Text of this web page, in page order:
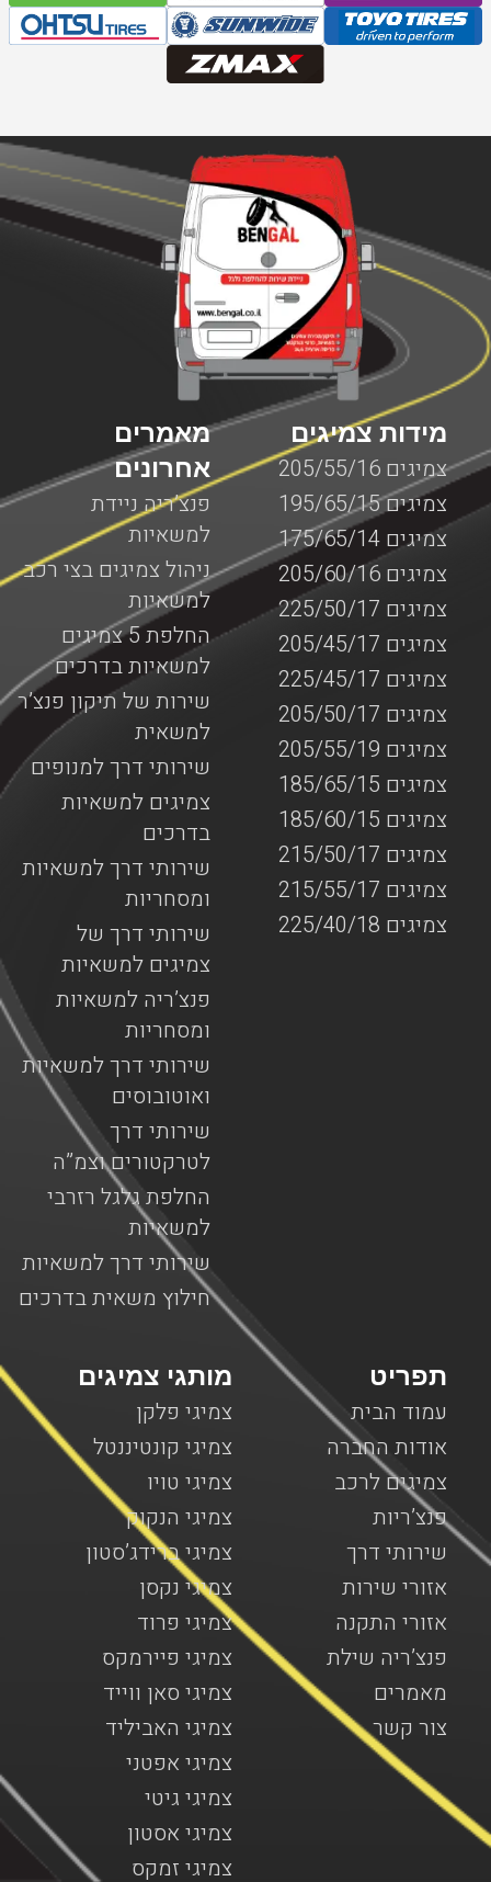
מאמרים
אחרונים
פנצ’ריה ניידת
למשאיות
ניהול צמיגים בצי רכב
למשאיות
החלפת 5 צמיגים
למשאיות בדרכים
שירות של תיקון פנצ’ר
למשאית
שירותי דרך למנופים
צמיגים למשאיות
בדרכים
שירותי דרך למשאיות
ומסחריות
שירותי דרך של
צמיגים למשאיות
פנצ’ריה למשאיות
ומסחריות
שירותי דרך למשאיות
ואוטובוסים
שירותי דרך
לטרקטורים וצמ”ה
החלפת גלגל רזרבי
למשאיות
שירותי דרך למשאיות
חילוץ משאית בדרכים
מידות צמיגים
צמיגים 205/55/16
צמיגים 195/65/15
צמיגים 175/65/14
צמיגים 205/60/16
צמיגים 225/50/17
צמיגים 205/45/17
צמיגים 225/45/17
צמיגים 205/50/17
צמיגים 205/55/19
צמיגים 185/65/15
צמיגים 185/60/15
צמיגים 215/50/17
צמיגים 215/55/17
צמיגים 225/40/18
מותגי צמיגים
צמיגי פלקן
צמיגי קונטיננטל
צמיגי טויו
צמיגי הנקוק
צמיגי ברידג’סטון
צמיגי נקסן
צמיגי פרוד
צמיגי פיירמקס
צמיגי סאן ווייד
צמיגי האביליד
צמיגי אפטני
צמיגי גיטי
צמיגי אסטון
צמיגי זמקס
תפריט
עמוד הבית
אודות החברה
צמיגים לרכב
פנצ’ריות
שירותי דרך
אזורי שירות
אזורי התקנה
פנצ’ריה שילת
מאמרים
צור קשר